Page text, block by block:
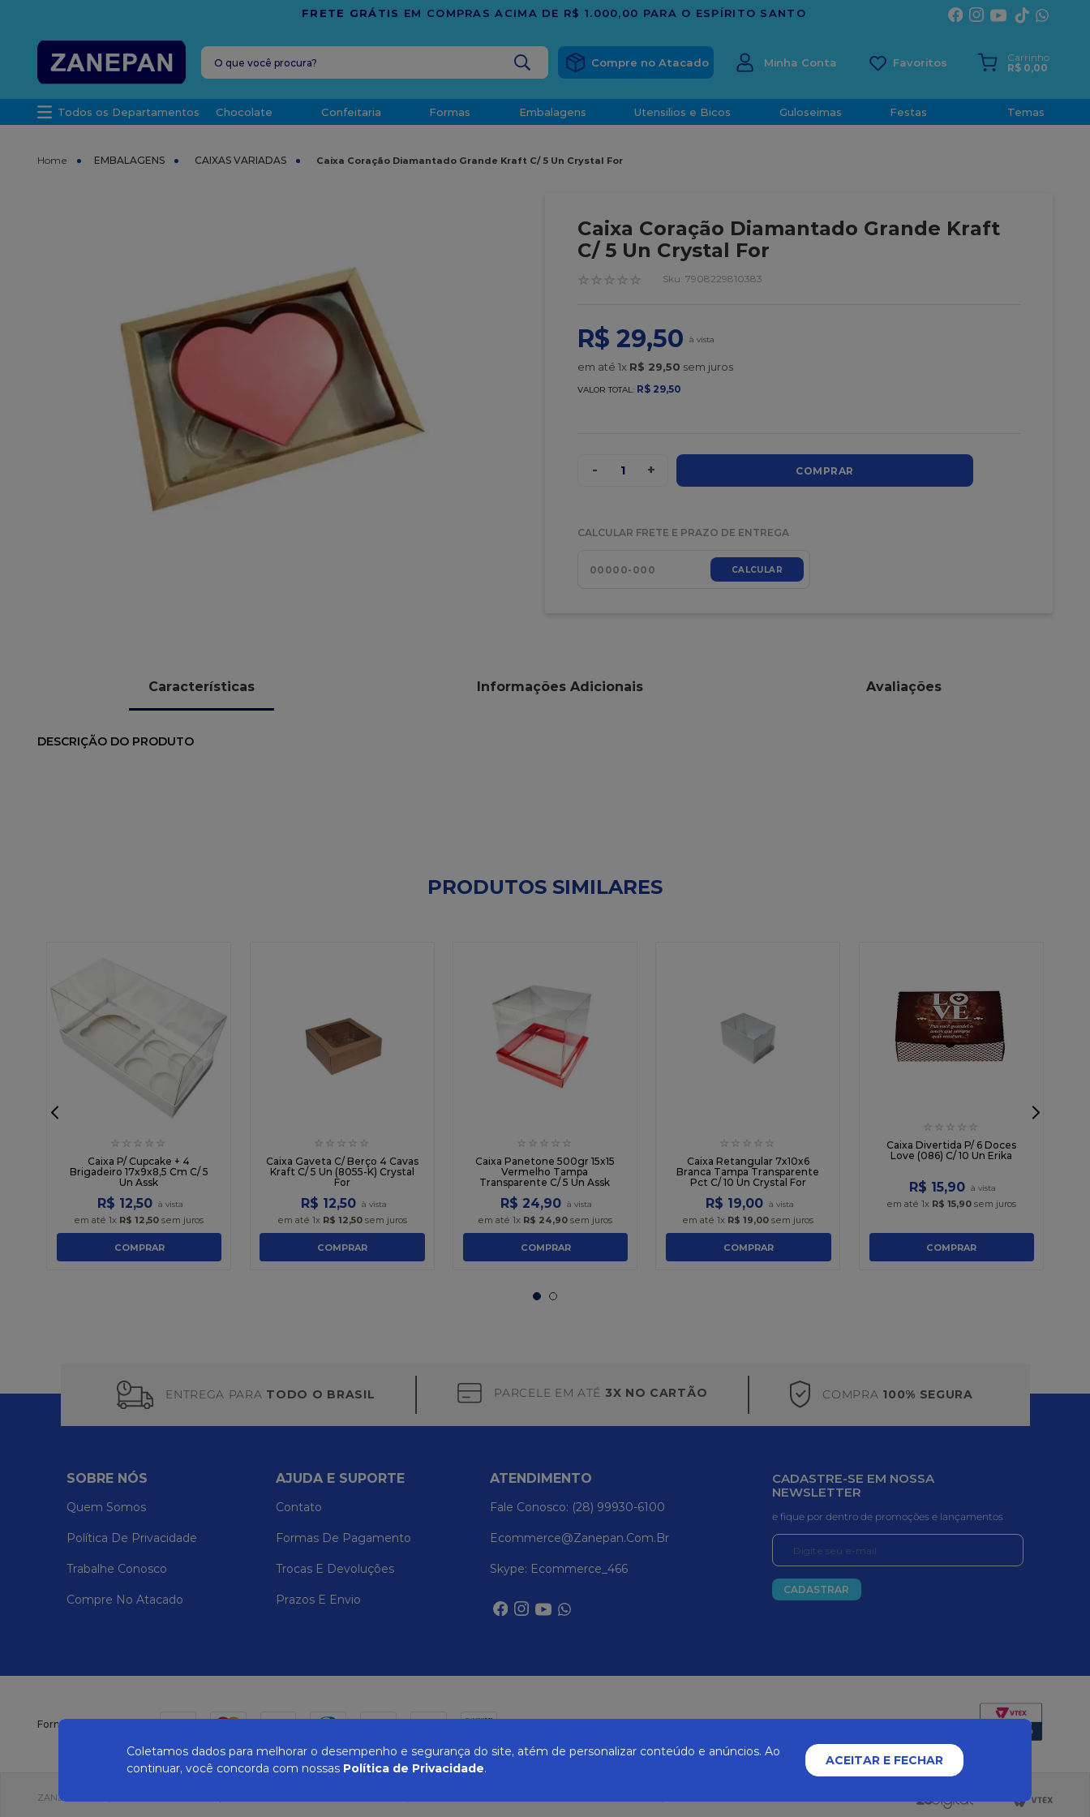
EM COMPRAS ACIMA DE R$ 1.000,00 PARA O ESPÍRITO SANTO
O que você procura?
Minha Conta
Carrinho
R$ 0,00
Todos os Departamentos Chocolate Confeitaria Formas Embalagens Utensilios e Bicos Guloseimas Festas Temas
EMBALAGENS CAIXAS VARIADAS Caixa Coração Diamantado Grande Kraft C/ 5 Un Crystal For
Caixa Coração Diamantado Grande Kraft
C/ 5 Un Crystal For
☆ ☆ ☆ ☆ ☆ : 7908229810383
R$ 29,50
em até 1x R$ 29,50 sem juros
VALOR TOTAL: R$ 29,50
- 1 + COMPRAR
CALCULAR FRETE E PRAZO DE ENTREGA
CALCULAR
Características Informações Adicionais Avaliações
DESCRIÇÃO DO PRODUTO
PRODUTOS SIMILARES
☆ ☆ ☆ ☆ ☆
Caixa P/ Cupcake + 4
Brigadeiro 17x9x8,5 Cm C/ 5
Un Assk
R$ 12,50
em até1x R$ 12,50 sem juros
COMPRAR
☆ ☆ ☆ ☆ ☆
Caixa Gaveta C/ Berço 4 Cavas
Kraft C/ 5 Un (8055-K) Crystal
For
R$ 12,50
em até 1x R$ 12,50sem juros
COMPRAR
☆ ☆ ☆ ☆ ☆
Caixa Panetone 500gr 15x15
Vermelho Tampa
Transparente C/ 5 Un Assk
R$ 24,90
em até 1x R$ 24,90sem juros
COMPRAR
☆ ☆ ☆ ☆ ☆
Caixa Retangular 7x10x6
Branca Tampa Transparente
Pct C/ 10 Un Crystal For
R$ 19,00
em até1x R$ 19,00 sem juros
COMPRAR
☆ ☆ ☆ ☆ ☆
Caixa Divertida P/ 6 Doces
Love (086) C/ 10 Un Erika
R$ 15,90
em até 1x R$ 15,90sem juros
COMPRAR
ENTREGA PARA TODO O BRASIL PARCELE EM ATÉ 3X NO CARTÃO COMPRA 100% SEGURA
SOBRE NÓS
Quem Somos
Política De Privacidade
Trabalhe Conosco
Compre No Atacado
AJUDA E SUPORTE
Contato
Formas De Pagamento
Trocas E Devoluções
Prazos E Envio
ATENDIMENTO
Fale Conosco: (28) 99930-6100
Ecommerce@zanepan.com.br
Skype: Ecommerce_466
CADASTRE-SE EM NOSSA
NEWSLETTER
e fique por dentro de promoções e lançamentos
CADASTRAR
Formas de pagamento
ZANEPAN 2022 | CNPJ: 04.319.228/0001-08 | AVENIDA MAURO MIRANDA MADUREIRA, 514 - ELPÍDIO VOLPINI - CACHOEIRO DE ITAPEMIRIM - ES | CEP 29309-712
Coletamos dados para melhorar o desempenho e segurança do site, atém de personalizar conteúdo e anúncios. Ao
continuar, você concorda com nossas Política de Privacidade.
ACEITAR E FECHAR
caixa
7
vabene
8º
granulado
caixa kraft
chocolate